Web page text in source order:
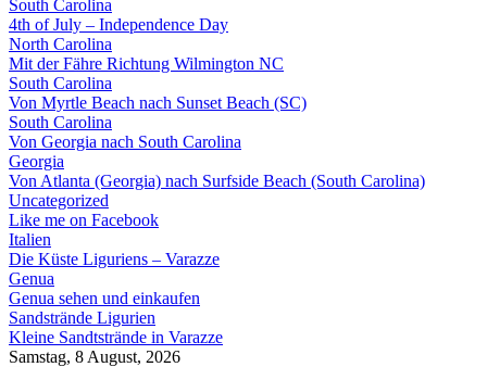
South Carolina
4th of July – Independence Day
North Carolina
Mit der Fähre Richtung Wilmington NC
South Carolina
Von Myrtle Beach nach Sunset Beach (SC)
South Carolina
Von Georgia nach South Carolina
Georgia
Von Atlanta (Georgia) nach Surfside Beach (South Carolina)
Uncategorized
Like me on Facebook
Italien
Die Küste Liguriens – Varazze
Genua
Genua sehen und einkaufen
Sandstrände Ligurien
Kleine Sandtstrände in Varazze
Samstag, 8 August, 2026